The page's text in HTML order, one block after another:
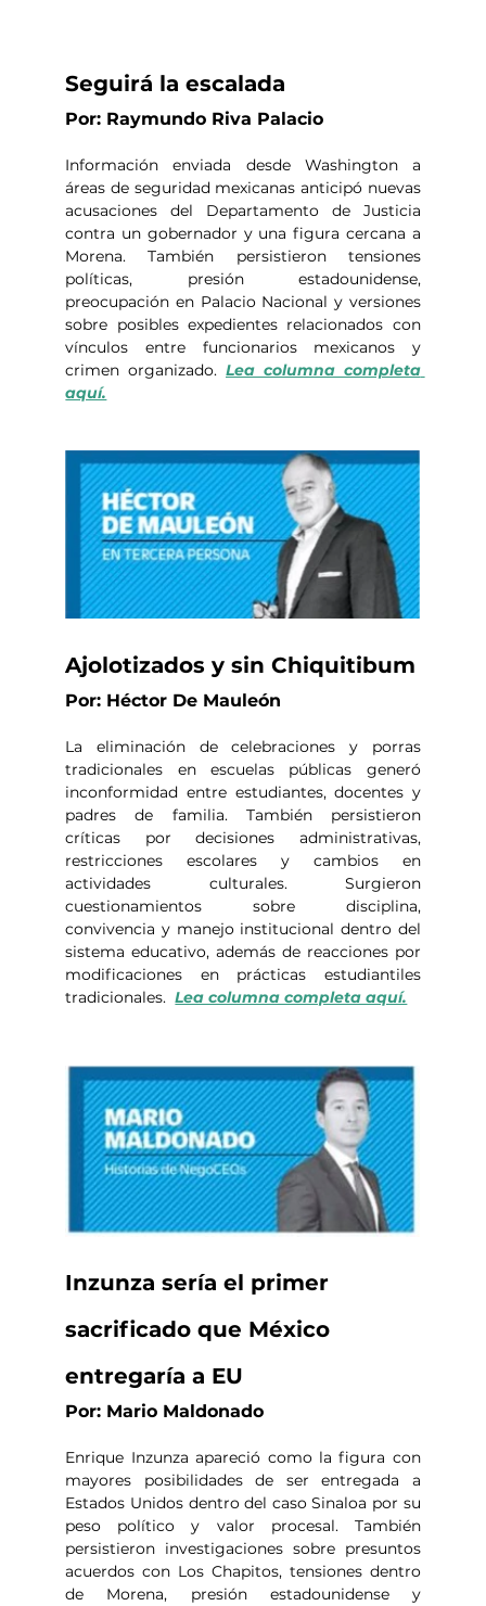
Seguirá la escalada
Por: Raymundo Riva Palacio
Información enviada desde Washington a
áreas de seguridad mexicanas anticipó nuevas
acusaciones del Departamento de Justicia
contra un gobernador y una figura cercana a
Morena. También persistieron tensiones
políticas, presión estadounidense,
preocupación en Palacio Nacional y versiones
sobre posibles expedientes relacionados con
vínculos entre funcionarios mexicanos y
crimen organizado. Lea columna completa
aquí.
Ajolotizados y sin Chiquitibum
Por: Héctor De Mauleón
La eliminación de celebraciones y porras
tradicionales en escuelas públicas generó
inconformidad entre estudiantes, docentes y
padres de familia. También persistieron
críticas por decisiones administrativas,
restricciones escolares y cambios en
actividades culturales. Surgieron
cuestionamientos sobre disciplina,
convivencia y manejo institucional dentro del
sistema educativo, además de reacciones por
modificaciones en prácticas estudiantiles
tradicionales. Lea columna completa aquí.
Inzunza sería el primer
sacrificado que México
entregaría a EU
Por: Mario Maldonado
Enrique Inzunza apareció como la figura con
mayores posibilidades de ser entregada a
Estados Unidos dentro del caso Sinaloa por su
peso político y valor procesal. También
persistieron investigaciones sobre presuntos
acuerdos con Los Chapitos, tensiones dentro
de Morena, presión estadounidense y